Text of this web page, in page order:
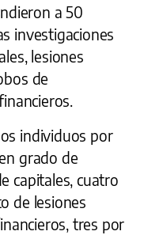
a 50
investigaciones
lesiones
de
individuos por
grado de
capitales, cuatro
de lesiones
tres por